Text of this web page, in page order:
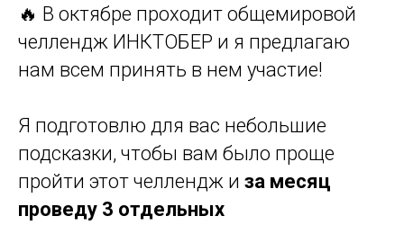
🔥 В октябре проходит общемировой
челлендж ИНКТОБЕР и я предлагаю
нам всем принять в нем участие!
Я подготовлю для вас небольшие
подсказки, чтобы вам было проще
пройти этот челлендж и за месяц
проведу 3 отдельных